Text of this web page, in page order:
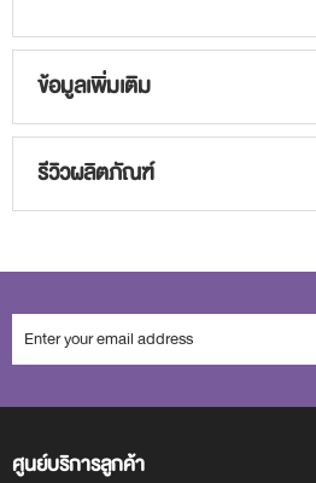
ข้อมูลเพิ่มเติม
รีวิวผลิตภัณฑ์
ศูนย์บริการลูกค้า